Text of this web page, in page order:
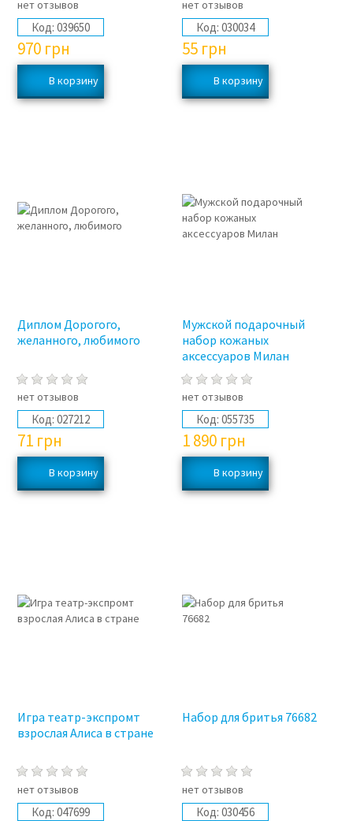
нет отзывов
Код: 039650
970 грн
нет отзывов
Код: 030034
55 грн
Диплом Дорогого,
желанного, любимого
нет отзывов
Код: 027212
71 грн
Мужской подарочный
набор кожаных
аксессуаров Милан
нет отзывов
Код: 055735
1 890 грн
Игра театр-экспромт
взрослая Алиса в стране
нет отзывов
Код: 047699
Набор для бритья 76682
нет отзывов
Код: 030456